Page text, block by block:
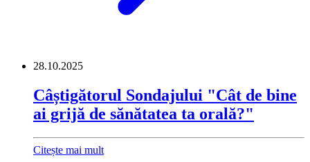
28.10.2025
Câștigătorul Sondajului "Cât de bine
ai grijă de sănătatea ta orală?"
Citește mai mult